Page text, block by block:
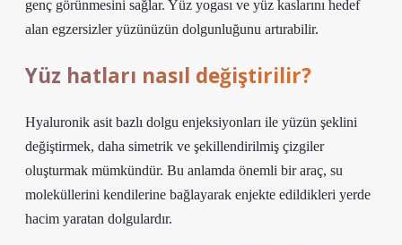
genç görünmesini sağlar. Yüz yogası ve yüz kaslarını hedef
alan egzersizler yüzünüzün dolgunluğunu artırabilir.
Yüz hatları nasıl değiştirilir?
Hyaluronik asit bazlı dolgu enjeksiyonları ile yüzün şeklini
değiştirmek, daha simetrik ve şekillendirilmiş çizgiler
oluşturmak mümkündür. Bu anlamda önemli bir araç, su
moleküllerini kendilerine bağlayarak enjekte edildikleri yerde
hacim yaratan dolgulardır.